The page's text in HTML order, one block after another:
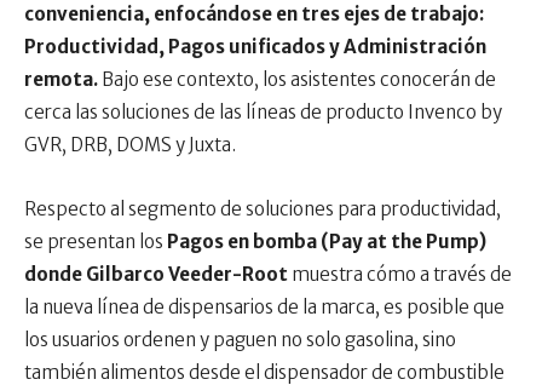
conveniencia, enfocándose en tres ejes de trabajo:
Productividad, Pagos unificados y Administración
remota. Bajo ese contexto, los asistentes conocerán de
cerca las soluciones de las líneas de producto Invenco by
GVR, DRB, DOMS y Juxta.
Respecto al segmento de soluciones para productividad,
se presentan los Pagos en bomba (Pay at the Pump)
donde Gilbarco Veeder-Root muestra cómo a través de
la nueva línea de dispensarios de la marca, es posible que
los usuarios ordenen y paguen no solo gasolina, sino
también alimentos desde el dispensador de combustible